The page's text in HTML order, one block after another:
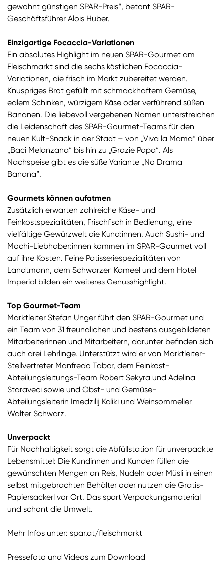
gewohnt günstigen SPAR-Preis“, betont SPAR-
Geschäftsführer Alois Huber.
Einzigartige Focaccia-Variationen
Ein absolutes Highlight im neuen SPAR-Gourmet am
Fleischmarkt sind die sechs köstlichen Focaccia-
Variationen, die frisch im Markt zubereitet werden.
Knuspriges Brot gefüllt mit schmackhaftem Gemüse,
edlem Schinken, würzigem Käse oder verführend süßen
Bananen. Die liebevoll vergebenen Namen unterstreichen
die Leidenschaft des SPAR-Gourmet-Teams für den
neuen Kult-Snack in der Stadt – von „Viva la Mama“ über
„Baci Melanzana“ bis hin zu „Grazie Papa“. Als
Nachspeise gibt es die süße Variante „No Drama
Banana“.
Gourmets können aufatmen
Zusätzlich erwarten zahlreiche Käse- und
Feinkostspezialitäten, Frischfisch in Bedienung, eine
vielfältige Gewürzwelt die Kund:innen. Auch Sushi- und
Mochi-Liebhaber:innen kommen im SPAR-Gourmet voll
auf ihre Kosten. Feine Patisseriespezialitäten von
Landtmann, dem Schwarzen Kameel und dem Hotel
Imperial bilden ein weiteres Genusshighlight.
Top Gourmet-Team
Marktleiter Stefan Unger führt den SPAR-Gourmet und
ein Team von 31 freundlichen und bestens ausgebildeten
Mitarbeiterinnen und Mitarbeitern, darunter befinden sich
auch drei Lehrlinge. Unterstützt wird er von Marktleiter-
Stellvertreter Manfredo Tabor, dem Feinkost-
Abteilungsleitungs-Team Robert Sekyra und Adelina
Staraveci sowie und Obst- und Gemüse-
Abteilungsleiterin Imedzilij Kaliki und Weinsommelier
Walter Schwarz.
Unverpackt
Für Nachhaltigkeit sorgt die Abfüllstation für unverpackte
Lebensmittel: Die Kundinnen und Kunden füllen die
gewünschten Mengen an Reis, Nudeln oder Müsli in einen
selbst mitgebrachten Behälter oder nutzen die Gratis-
Papiersackerl vor Ort. Das spart Verpackungsmaterial
und schont die Umwelt.
Mehr Infos unter: spar.at/fleischmarkt
Pressefoto und Videos zum Download